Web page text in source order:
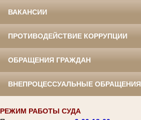
ВАКАНСИИ
ПРОТИВОДЕЙСТВИЕ КОРРУПЦИИ
ОБРАЩЕНИЯ ГРАЖДАН
ВНЕПРОЦЕССУАЛЬНЫЕ ОБРАЩЕНИЯ
РЕЖИМ РАБОТЫ СУДА